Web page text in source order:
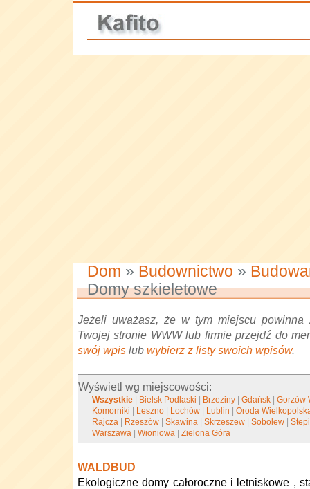
Dom » Budownictwo »
Domy szkieletowe
Jeżeli uważasz, że w tym miejscu powinna
Twojej stronie WWW lub firmie przejdź do
swój wpis lub wybierz z listy swoich wpisów.
Wyświetl wg miejscowości:
Wszystkie Bielsk Podlaski Brzeziny |Gdańsk |Gorzów
Komorniki
Leszno Lochów Lublin |Oroda
Rajcza
Rzeszów |Skawina |Skrzeszew |Sobolew |
Warszawa |Wioniowa |Zielona Góra
WALDBUD
Ekologiczne domy całoroczne i letniskowe ,